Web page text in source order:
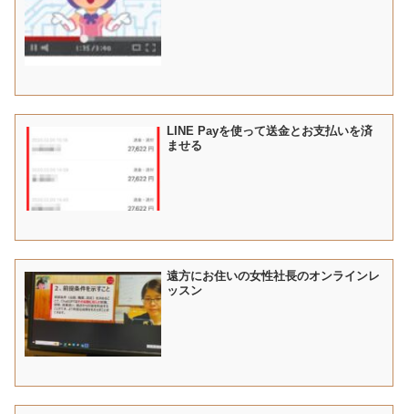
LINE Payを使って送金とお支払いを済
ませる
遠方にお住いの女性社長のオンラインレ
ッスン